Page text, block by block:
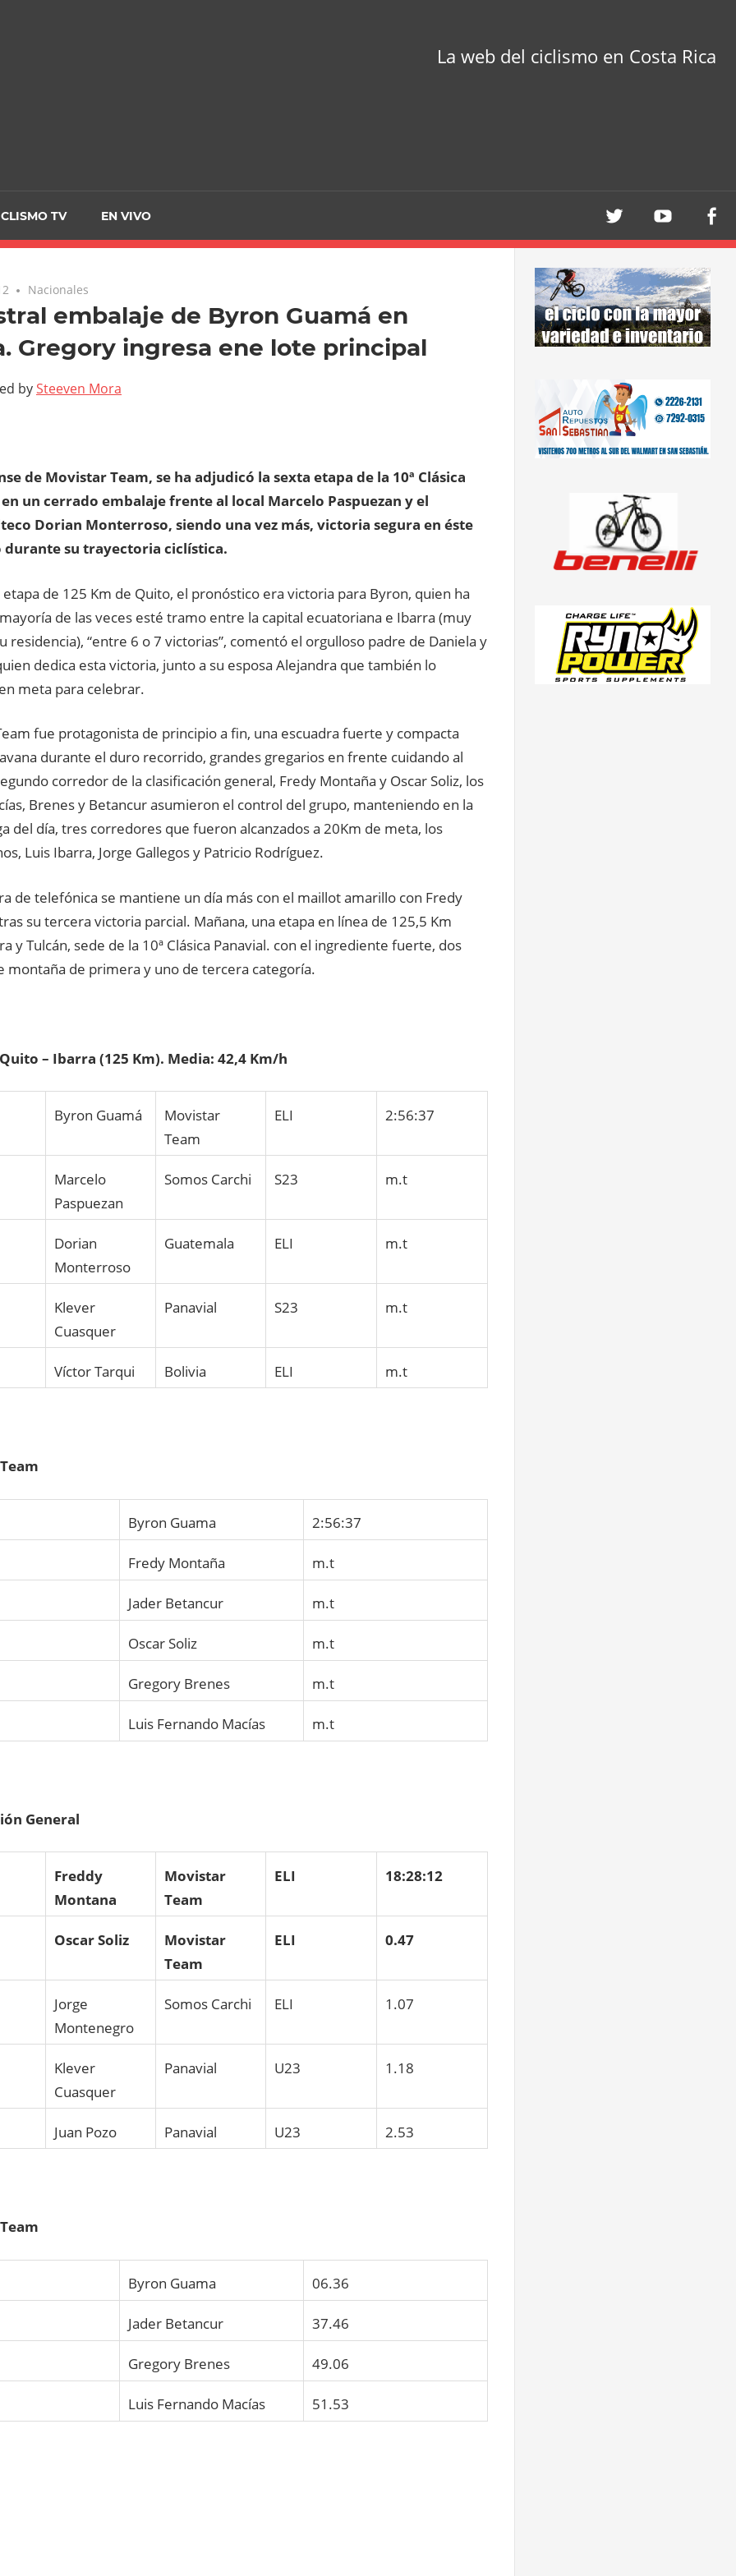
La web del ciclismo en Costa Rica
TV EN VIVO
Nacionales
embalaje de Byron Guamá en
Gregory ingresa ene lote principal
bySteeven Mora
de Movistar Team, se ha adjudicó la sexta etapa de la 10ª Clásica
un cerrado embalaje frente al local Marcelo Paspuezan y el
Dorian Monterroso, siendo una vez más, victoria segura en éste
su trayectoria ciclística.
de 125 Km de Quito, el pronóstico era victoria para Byron, quien ha
de las veces esté tramo entre la capital ecuatoriana e Ibarra (muy
residencia), “entre 6 o 7 victorias”, comentó el orgulloso padre de Daniela y
dedica esta victoria, junto a su esposa Alejandra que también lo
meta para celebrar.
fue protagonista de principio a fin, una escuadra fuerte y compacta
durante el duro recorrido, grandes gregarios en frente cuidando al
corredor de la clasificación general, Fredy Montaña y Oscar Soliz, los
Brenes y Betancur asumieron el control del grupo, manteniendo en la
del día, tres corredores que fueron alcanzados a 20Km de meta, los
Luis Ibarra, Jorge Gallegos y Patricio Rodríguez.
de telefónica se mantiene un día más con el maillot amarillo con Fredy
su tercera victoria parcial. Mañana, una etapa en línea de 125,5 Km
y Tulcán, sede de la 10ª Clásica Panavial. con el ingrediente fuerte, dos
montaña de primera y uno de tercera categoría.
– Ibarra (125 Km). Media: 42,4 Km/h
Byron Guamá
Movistar
Team
ELI 2:56:37
Marcelo
Paspuezan
Somos Carchi S23 m.t
Dorian
Monterroso
Guatemala ELI m.t
Klever
Cuasquer
Panavial S23 m.t
Víctor Tarqui Bolivia ELI m.t
Byron Guama 2:56:37
Fredy Montaña m.t
Jader Betancur m.t
Oscar Soliz m.t
Gregory Brenes m.t
Luis Fernando Macías m.t
General
Freddy
Montana
Movistar
Team
ELI 18:28:12
Oscar Soliz
Movistar
Team
ELI 0.47
Jorge
Montenegro
Somos Carchi ELI 1.07
Klever
Cuasquer
Panavial U23 1.18
Juan Pozo Panavial U23 2.53
Byron Guama 06.36
Jader Betancur 37.46
Gregory Brenes 49.06
Luis Fernando Macías 51.53